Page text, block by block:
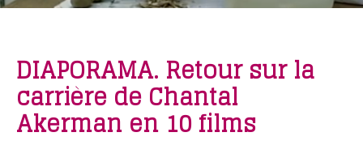
DIAPORAMA. Retour sur la
carrière de Chantal
Akerman en 10 films